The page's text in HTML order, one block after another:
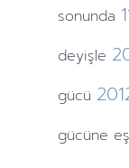
sonunda
deyişle
gücü
gücüne